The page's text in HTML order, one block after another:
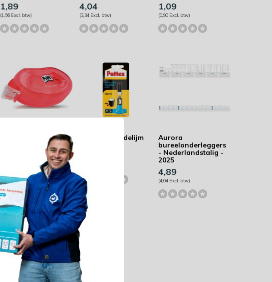
1,89
(1,56 Excl. btw)
4,04
(3,34 Excl. btw)
1,09
(0,90 Excl. btw)
Pritt Lijmroller -
Pattex secondelijm
Aurora
bureelonderleggers
- Nederlandstalig -
2025
4,89
(4,04 Excl. btw)